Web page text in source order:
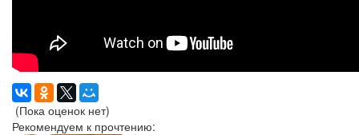
(Пока оценок нет)
Рекомендуем к прочтению: